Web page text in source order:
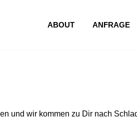
ABOUT ANFRAGE
und wir kommen zu Dir nach